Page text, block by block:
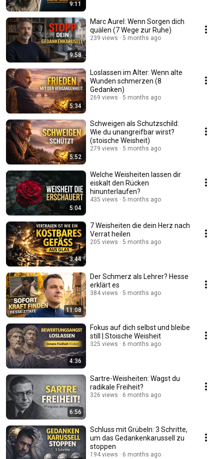
9:11
9:58
Marc Aurel: Wenn Sorgen dich
quälen (7 Wege zur Ruhe)
239 views 5 months ago
5:34
Loslassen im Alter: Wenn alte
Wunden schmerzen (8
Gedanken)
269 views 5 months ago
5:52
Schweigen als Schutzschild:
Wie du unangreifbar wirst?
(stoische Weisheit)
279 views 5 months ago
5:04
Welche Weisheiten lassen dir
eiskalt den Rücken
hinunterlaufen?
435 views 5 months ago
3:44
7 Weisheiten die dein Herz nach
Verrat heilen
205 views 5 months ago
11:08
Der Schmerz als Lehrer? Hesse
erklärt es
384 views 5 months ago
4:36
Fokus auf dich selbst und bleibe
still | Stoische Weisheit
325 views 6 months ago
6:56
Sartre-Weisheiten: Wagst du
radikale Freiheit?
326 views 6 months ago
Schluss mit Grübeln: 3 Schritte,
um das Gedankenkarussell zu
stoppen
194 views 6 months ago